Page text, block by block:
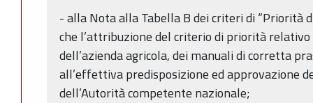
- alla Nota alla Tabella B dei criteri di “Priorità
che l’attribuzione del criterio di priorità
dell’azienda agricola, dei manuali di corretta
all’effettiva predisposizione ed approvazione
dell’Autorità competente nazionale;